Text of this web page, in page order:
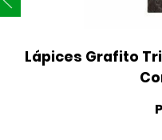
Lápices Grafito